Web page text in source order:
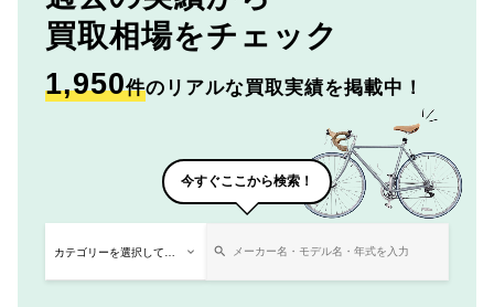
買取相場をチェック
1,950件のリアルな買取実績を掲載中！
今すぐここから検索！